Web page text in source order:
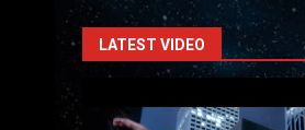
LATEST VIDEO